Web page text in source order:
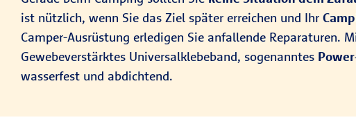
ist nützlich, wenn Sie das Ziel später erreichen und Ihr
Camper-Ausrüstung erledigen Sie anfallende Reparaturen.
Gewebeverstärktes Universalklebeband, sogenanntes
wasserfest und abdichtend.